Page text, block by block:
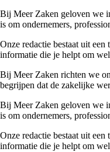
Bij Meer Zaken geloven we
is om ondernemers,
Onze redactie bestaat uit
informatie die je helpt om
Bij Meer Zaken richten we
begrijpen dat de zakelijke
Bij Meer Zaken geloven we
is om ondernemers,
Onze redactie bestaat uit
informatie die je helpt om